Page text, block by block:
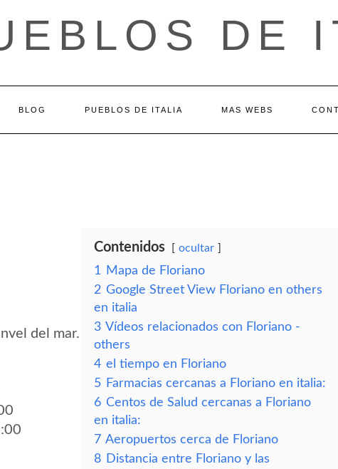
DE
BLOG PUEBLOS DE ITALIA MAS WEBS
del mar.
Contenidos ocultar
1
Mapa de Floriano
2 Google Street View Floriano en others
en italia
3 Vídeos relacionados con Floriano -
others
4 el tiempo en Floriano
5 Farmacias cercanas a Floriano en italia:
6 Centos de Salud cercanas a Floriano
en italia:
7 Aeropuertos cerca de Floriano
8 Distancia entre Floriano y las